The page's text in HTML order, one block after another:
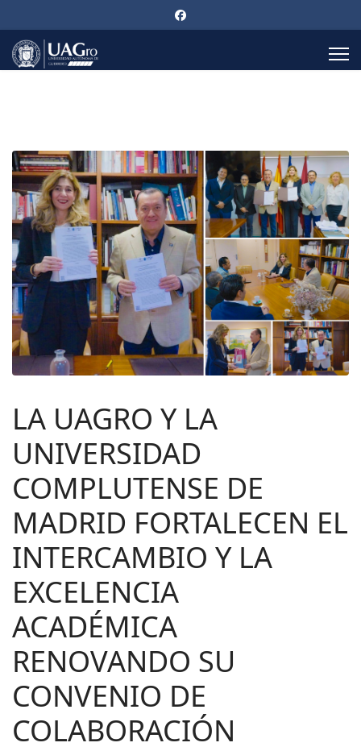
LA UAGRO Y LA
UNIVERSIDAD
COMPLUTENSE DE
MADRID FORTALECEN EL
INTERCAMBIO Y LA
EXCELENCIA
ACADÉMICA
RENOVANDO SU
CONVENIO DE
COLABORACIÓN